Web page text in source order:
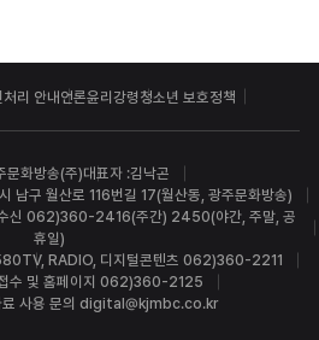
리 안내언론윤리강령 청소년 보호정책
문화방송(주)대표자 :김낙곤
남구 월산로 116번길 17(월산동, 광주문화방송)
신 062)360-2416(주간) 2450(야간, 주말, 공
휴일)
TV, RADIO, 디지털콘텐츠 062)360-2211
수 및 홈페이지 062)360-2125
료 사용 문의 digital@kjmbc.co.kr